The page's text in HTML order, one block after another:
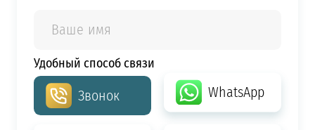
Удобный способ связи
Звонок WhatsApp